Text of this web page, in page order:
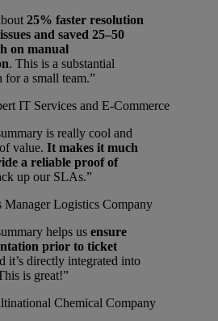
25% faster resolution
and saved 25–50
on manual
. This is a substantial
a small team.”
IT Services and E-Commerce
is really cool and
value. It makes it much
a reliable proof of
up our SLAs.”
Manager Logistics Company
helps us ensure
prior to ticket
it’s directly integrated into
is great!”
Chemical Company